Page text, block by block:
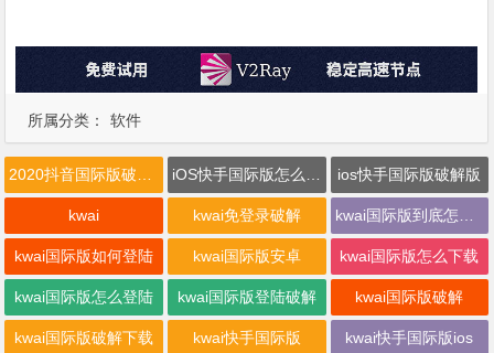
所属分类： 软件
ios快手国际版破解版
kwai kwai免登录破解
kwai国际版如何登陆 kwai国际版安卓 kwai国际版怎么下载
kwai国际版怎么登陆 kwai国际版登陆破解 kwai国际版破解
kwai国际版破解下载 kwai快手国际版 kwai快手国际版ios